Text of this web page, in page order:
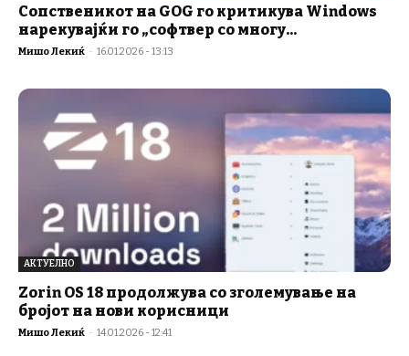
Сопственикот на GOG го критикува Windows
нарекувајќи го „софтвер со многу...
Мишо Лекиќ - 16.01.2026 - 13:13
АКТУЕЛНО
Zorin OS 18 продолжува со зголемување на
бројот на нови корисници
Мишо Лекиќ - 14.01.2026 - 12:41